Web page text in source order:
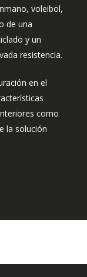
voleibol,
de una
y un
resistencia.
en el
como
la solución